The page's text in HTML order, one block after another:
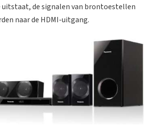
de signalen van brontoestellen
naar de HDMI-uitgang.